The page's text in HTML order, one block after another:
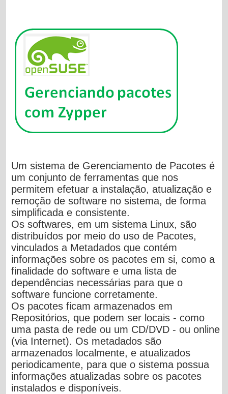
Um sistema de Gerenciamento de Pacotes é
um conjunto de ferramentas que nos
permitem efetuar a instalação, atualização e
remoção de software no sistema, de forma
simplificada e consistente.
Os softwares, em um sistema Linux, são
distribuídos por meio do uso de Pacotes,
vinculados a Metadados que contém
informações sobre os pacotes em si, como a
finalidade do software e uma lista de
dependências necessárias para que o
software funcione corretamente.
Os pacotes ficam armazenados em
Repositórios, que podem ser locais - como
uma pasta de rede ou um CD/DVD - ou online
(via Internet). Os metadados são
armazenados localmente, e atualizados
periodicamente, para que o sistema possua
informações atualizadas sobre os pacotes
instalados e disponíveis.